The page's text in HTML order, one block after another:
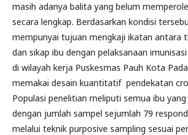
masih adanya balita yang belum
secara lengkap. Berdasarkan kondisi
mempunyai tujuan mengkaji ikatan antara
dan sikap ibu dengan pelaksanaan
di wilayah kerja Puskesmas Pauh Kota
memakai desain kuantitatif pendekatan
Populasi penelitian meliputi semua ibu
dengan jumlah sampel sejumlah 79
melalui teknik purposive sampling sesuai